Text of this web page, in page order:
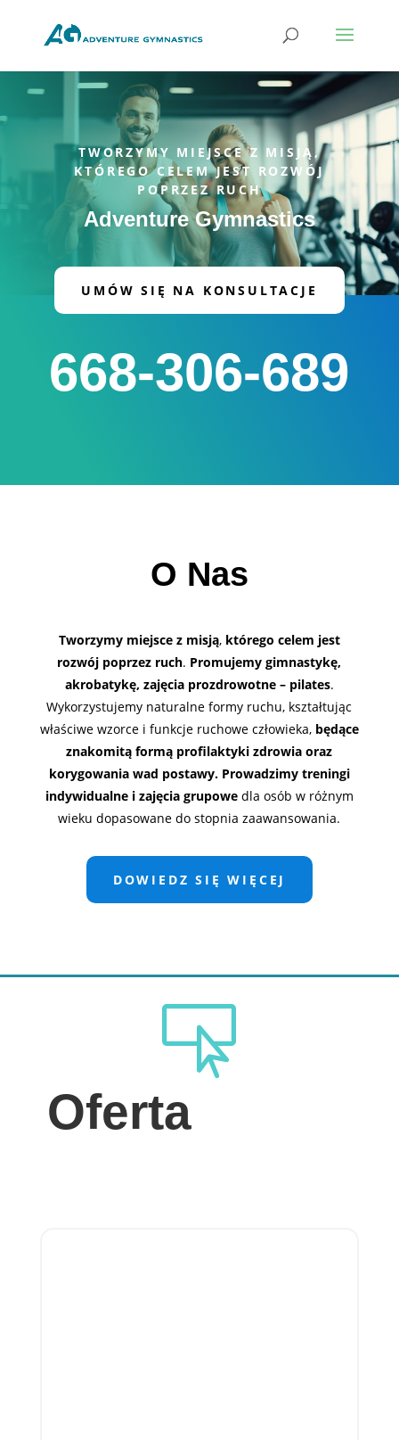
TWORZYMY MIEJSCE Z MISJĄ,
KTÓREGO CELEM JEST ROZWÓJ
POPRZEZ RUCH
Adventure Gymnastics
UMÓW SIĘ NA KONSULTACJE
668-306-689
O Nas
Tworzymy miejsce z misją, którego celem jest
rozwój poprzez ruch. Promujemy gimnastykę,
akrobatykę, zajęcia prozdrowotne – pilates.
Wykorzystujemy naturalne formy ruchu, kształtując
właściwe wzorce i funkcje ruchowe człowieka,będące
znakomitą formą profilaktyki zdrowia oraz
korygowania wad postawy. Prowadzimy treningi
indywidualne i zajęcia grupowedla osób w różnym
wieku dopasowane do stopnia zaawansowania.
DOWIEDZ SIĘ WIĘCEJ

Oferta